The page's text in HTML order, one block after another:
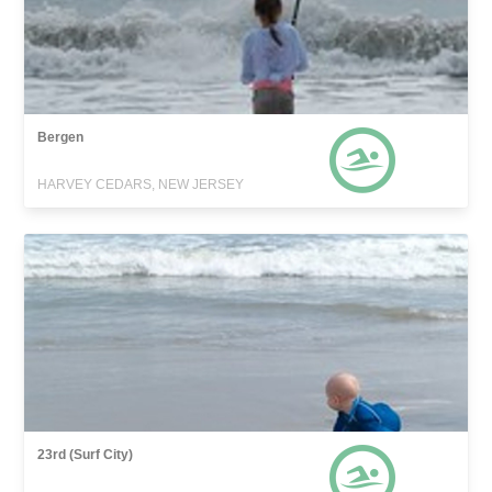
Bergen
HARVEY CEDARS, NEW JERSEY
23rd (Surf City)